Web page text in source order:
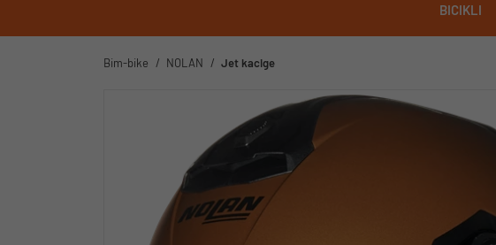
BICIKLI
Bim-bike NOLAN Jet kacige